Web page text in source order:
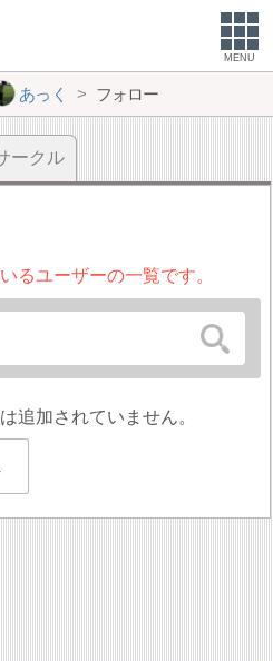
MENU
あっく フォロー
ークル
るユーザーの一覧です。
追加されていません。